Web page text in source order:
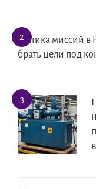
Тактика миссий в
брать цели под